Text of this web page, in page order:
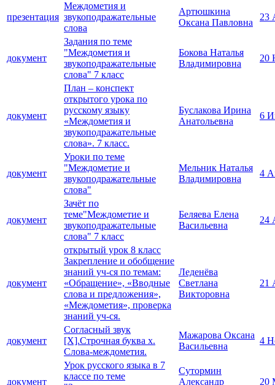
презентация
Междометия и
звукоподражательные
слова
Артюшкина
Оксана Павловна
23
документ
Задания по теме
"Междометия и
звукоподражательные
слова" 7 класс
Бокова Наталья
Владимировна
20
документ
План – конспект
открытого урока по
русскому языку
«Междометия и
звукоподражательные
слова». 7 класс.
Буслакова Ирина
Анатольевна
6
документ
Уроки по теме
"Междометие и
звукоподражательные
слова"
Мельник Наталья
Владимировна
4
документ
Зачёт по
теме"Междометие и
звукоподражательные
слова" 7 класс
Беляева Елена
Васильевна
24
документ
открытый урок 8 класс
Закрепление и обобщение
знаний уч-ся по темам:
«Обращение», «Вводные
слова и предложения»,
«Междометия», проверка
знаний уч-ся.
Леденёва
Светлана
Викторовна
21
документ
Согласный звук
[Х].Строчная буква х.
Слова-междометия.
Мажарова Оксана
Васильевна
4
документ
Урок русского языка в 7
классе по теме
Сутормин
Александр
20